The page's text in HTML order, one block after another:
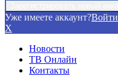
Уже имеете аккаунт?Войти
X
Новости
ТВ Онлайн
Контакты